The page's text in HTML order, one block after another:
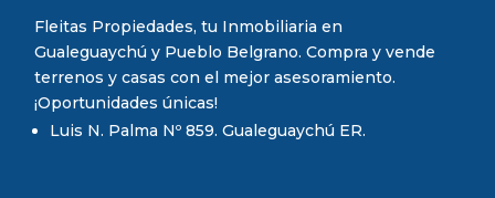
Fleitas Propiedades, tu Inmobiliaria en
Gualeguaychú y Pueblo Belgrano. Compra y vende
terrenos y casas con el mejor asesoramiento.
¡Oportunidades únicas!
Luis N. Palma Nº 859. Gualeguaychú ER.